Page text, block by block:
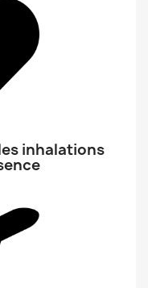
inhalations